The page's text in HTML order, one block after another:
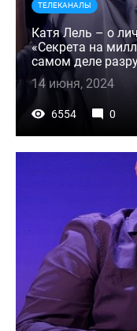
ТЕЛЕКАНАЛЫ
Катя Лель – о
«Секрета на
самом деле
14 июня, 2024
6554 0